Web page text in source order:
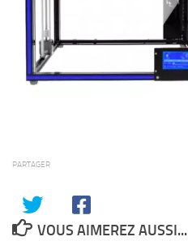
PARTAGER
VOUS AIMEREZ AUSSI...